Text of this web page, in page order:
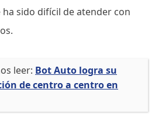
sido difícil de atender con
leer: Bot Auto logra su
de centro a centro en